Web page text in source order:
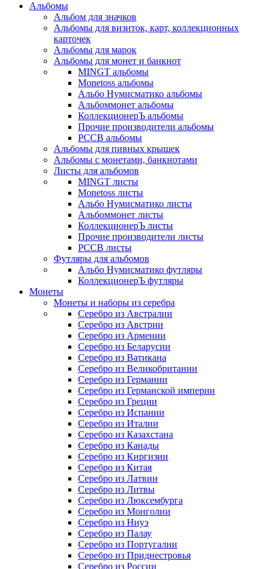
Альбомы
Альбом для значков
Альбомы для визиток, карт, коллекционных
карточек
Альбомы для марок
Альбомы для монет и банкнот
MINGT альбомы
Monetoss альбомы
Альбо Нумисматико альбомы
Альбоммонет альбомы
КоллекционерЪ альбомы
Прочие производители альбомы
РССВ альбомы
Альбомы для пивных крышек
Альбомы с монетами, банкнотами
Листы для альбомов
MINGT листы
Monetoss листы
Альбо Нумисматико листы
Альбоммонет листы
КоллекционерЪ листы
Прочие производители листы
РССВ листы
Футляры для альбомов
Альбо Нумисматико футляры
КоллекционерЪ футляры
Монеты
Монеты и наборы из серебра
Серебро из Австралии
Серебро из Австрии
Серебро из Армении
Серебро из Беларусии
Серебро из Ватикана
Серебро из Великобритании
Серебро из Германии
Серебро из Германской империи
Серебро из Греции
Серебро из Испании
Серебро из Италии
Серебро из Казахстана
Серебро из Канады
Серебро из Киргизии
Серебро из Китая
Серебро из Латвии
Серебро из Литвы
Серебро из Люксембурга
Серебро из Монголии
Серебро из Ниуэ
Серебро из Палау
Серебро из Португалии
Серебро из Приднестровья
Серебро из России